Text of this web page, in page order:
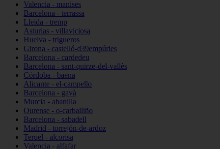
Valencia - manises
Barcelona - terrassa
Lleida - tremp
Asturias - villaviciosa
Huelva - trigueros
Girona - castelló-d39empúries
Barcelona - cardedeu
Barcelona - sant-quirze-del-vallès
Córdoba - baena
Alicante - el-campello
Barcelona - gavà
Murcia - abanilla
Ourense - o-carballiño
Barcelona - sabadell
Madrid - torrejón-de-ardoz
Teruel - alcorisa
Valencia - alfafar